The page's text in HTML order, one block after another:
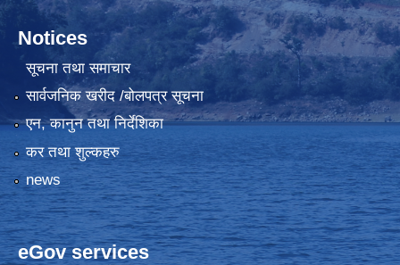
Notices
सूचना तथा समाचार
सार्वजनिक खरीद /बोलपत्र सूचना
एन, कानुन तथा निर्देशिका
कर तथा शुल्कहरु
news
eGov services